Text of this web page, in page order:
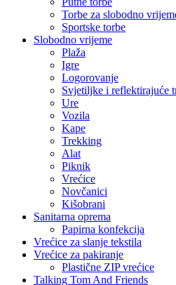
Torbe za slobodno
Sportske torbe
Slobodno vrijeme
Plaža
Igre
Logorovanje
Svjetiljke i reflektirajuće
Ure
Vozila
Kape
Trekking
Alat
Piknik
Vrećice
Novčanici
Kišobrani
Sanitarna oprema
Papirna konfekcija
Vrećice za slanje tekstila
Vrećice za pakiranje
Plastične ZIP vrećice
Talking Tom And Friends